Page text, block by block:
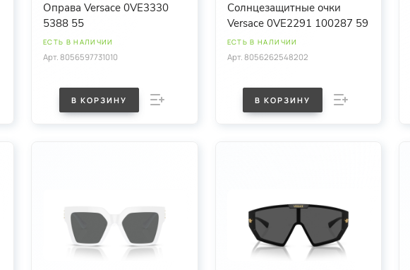
Оправа Versace 0VE3330
5388 55
ЕСТЬ В НАЛИЧИИ
Арт. 8056597731010
В КОРЗИНУ
Солнцезащитные очки
Versace 0VE2291 100287 59
ЕСТЬ В НАЛИЧИИ
Арт. 8056262548202
В КОРЗИНУ